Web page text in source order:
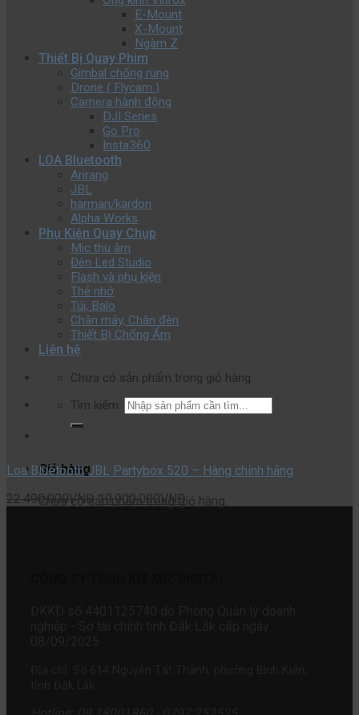
E-Mount
X-Mount
Ngàm Z
Thiết Bị Quay Phim
Gimbal chống rung
Drone ( Flycam )
Camera hành động
DJI Series
Go Pro
Insta360
LOA Bluetooth
Arirang
JBL
harman/kardon
Alpha Works
Phụ Kiện Quay Chụp
Mic thu âm
Đèn Led Studio
Flash và phụ kiện
Thẻ nhớ
Túi, Balo
Chân máy, Chân đèn
Thiết Bị Chống Ẩm
Liên hệ
Chưa có sản phẩm trong giỏ hàng.
Tìm kiếm:
Giỏ hàng
Chưa có sản phẩm trong giỏ hàng.
Loa Bluetooth JBL Partybox 520 – Hàng chính hãng
22.490.000VNĐ 19.900.000VNĐ